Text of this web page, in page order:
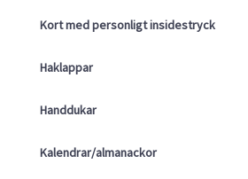
Kort med personligt insidestryck
Haklappar
Handdukar
Kalendrar/almanackor